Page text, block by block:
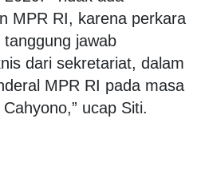
MPR RI, karena perkara
jawab
dari sekretariat, dalam
MPR RI pada masa
ucap Siti.